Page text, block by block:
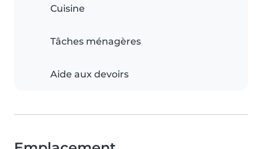
Cuisine
Tâches ménagères
Aide aux devoirs